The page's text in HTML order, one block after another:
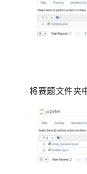
将赛题文件夹